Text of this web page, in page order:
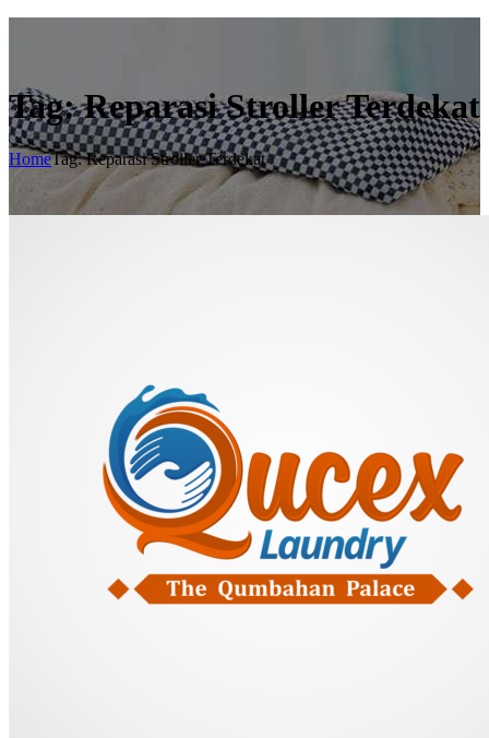
Tag: Reparasi Stroller Terdekat
HomeTag: Reparasi Stroller Terdekat